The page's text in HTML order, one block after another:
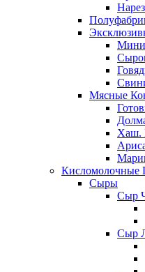
Мясные
Хаш.
Кисломолочные
Сыры
Сыр
Сыр